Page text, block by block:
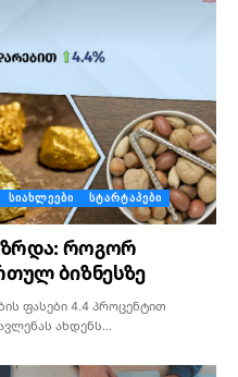
ᲡᲘᲐᲮᲚᲔᲔᲑᲘ
ᲡᲢᲐᲠᲢᲐᲞᲔᲑᲘ
ზრდა: როგორ
ბიზნესზე
ფასები 4.4 პროცენტით
ახდენს…